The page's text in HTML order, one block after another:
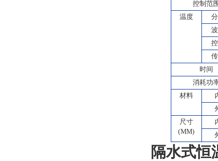
控制范
温度
时间
消耗功
材料
尺寸
(MM)
隔水式恒